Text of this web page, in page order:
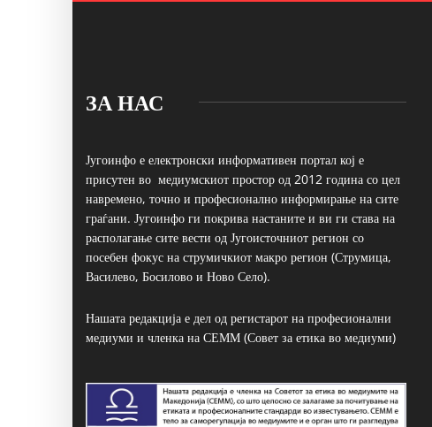
ЗА НАС
Југоинфо е електронски информативен портал кој е
присутен во медиумскиот простор од 2012 година со цел
навремено, точно и професионално информирање на сите
граѓани. Југоинфо ги покрива настаните и ви ги става на
располагање сите вести од Југоисточниот регион со
посебен фокус на струмичкиот макро регион (Струмица,
Василево, Босилово и Ново Село).
Нашата редакција е дел од регистарот на професионални
медиуми и членка на СЕММ (Совет за етика во медиуми)